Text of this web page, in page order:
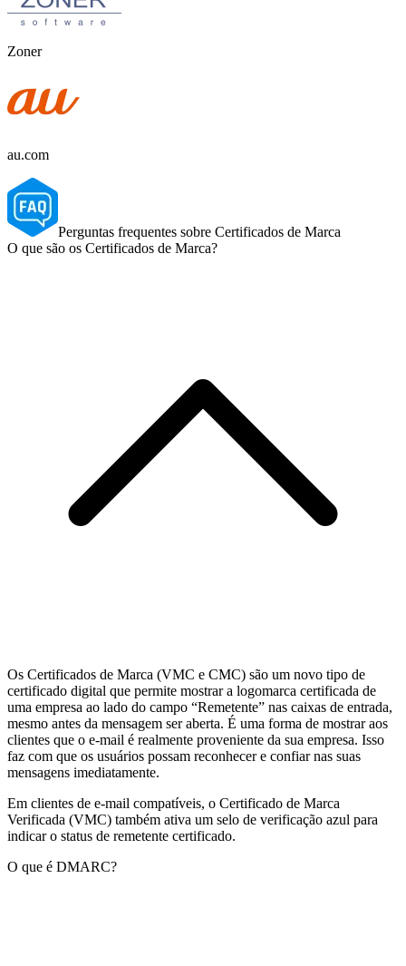
Zoner
au.com
Perguntas frequentes sobre Certificados de Marca
O que são os Certificados de Marca?
Os Certificados de Marca (VMC e CMC) são um novo tipo de
certificado digital que permite mostrar a logomarca certificada de
uma empresa ao lado do campo “Remetente” nas caixas de entrada,
mesmo antes da mensagem ser aberta. É uma forma de mostrar aos
clientes que o e-mail é realmente proveniente da sua empresa. Isso
faz com que os usuários possam reconhecer e confiar nas suas
mensagens imediatamente.
Em clientes de e-mail compatíveis, o Certificado de Marca
Verificada (VMC) também ativa um selo de verificação azul para
indicar o status de remetente certificado.
O que é DMARC?